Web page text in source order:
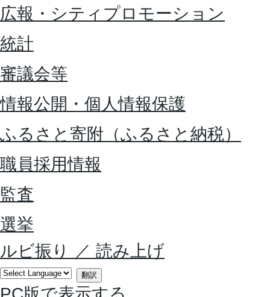
広報・シティプロモーション
統計
審議会等
情報公開・個人情報保護
ふるさと寄附（ふるさと納税）
職員採用情報
監査
選挙
ルビ振り
／ 読み上げ
翻訳